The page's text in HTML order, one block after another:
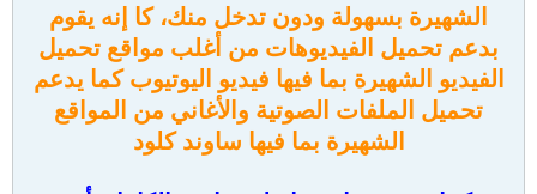
الشهيرة بسهولة ودون تدخل منك، كا إنه يقوم
بدعم تحميل الفيديوهات من أغلب مواقع تحميل
الفيديو الشهيرة بما فيها فيديو اليوتيوب كما يدعم
تحميل الملفات الصوتية والأغاني من المواقع
الشهيرة بما فيها ساوند كلود